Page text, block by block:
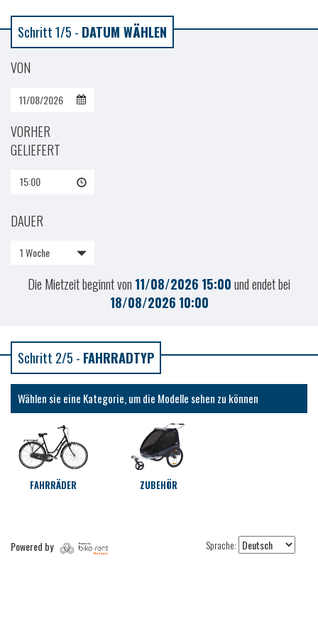
Schritt 1/5 - DATUM WÄHLEN
VON
VORHER
GELIEFERT
15:00
DAUER
1 Woche
Die Mietzeit beginnt von 11/08/2026 15:00und endet bei
18/08/2026 10:00
Schritt 2/5 - FAHRRADTYP
Wählen sie eine Kategorie, um die Modelle sehen zu können
FAHRRÄDER ZUBEHÖR
Sprache:
Powered by